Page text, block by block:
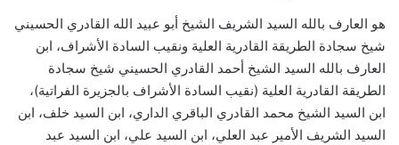
هو العارف بالله السيد الشريف الشيخ أبو عبيد الله القادري الحسيني
شيخ سجادة الطريقة القادرية العلية ونقيب السادة الأشراف، ابن
العارف بالله السيد الشيخ أحمد القادري الحسيني شيخ سجادة
الطريقة القادرية العلية (نقيب السادة الأشراف بالجزيرة الفراتية)،
ابن السيد الشيخ محمد القادري الباقري الداري، ابن السيد خلف، ابن
السيد الشريف الأمير عبد العلي، ابن السيد علي، ابن السيد عبد